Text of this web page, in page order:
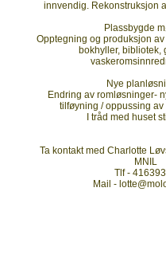
innvendig. Rekonstruksjon
Plassbygde
Opptegning og produksjon
bokhyller, bibliotek,
Nye
Endring av romløsninger-
tilføyning / oppussing
I tråd med huset
Ta kontakt med Charlotte
MNIL
Tlf -
Mail -